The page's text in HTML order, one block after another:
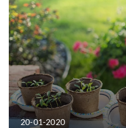
20-01-2020